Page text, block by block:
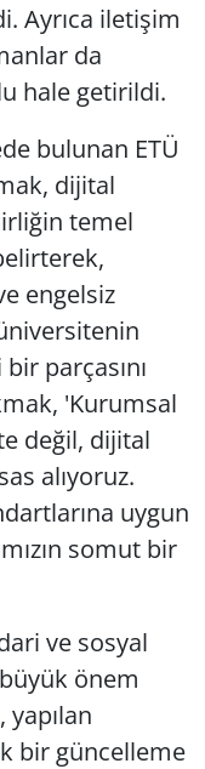
Ayrıca iletişim
da
hale getirildi.
bulunan ETÜ
dijital
temel
engelsiz
parçasını
'Kurumsal
değil, dijital
alıyoruz.
uygun
somut bir
ve sosyal
önem
yapılan
bir güncelleme